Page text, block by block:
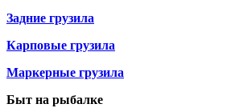
Задние грузила
Карповые грузила
Маркерные грузила
Быт на рыбалке